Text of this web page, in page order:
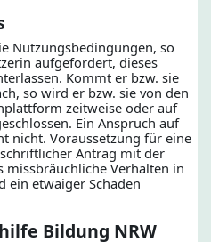
Nutzungsbedingungen, so
aufgefordert, dieses
Kommt er bzw. sie
so wird er bzw. sie von den
zeitweise oder auf
Ein Anspruch auf
nicht. Voraussetzung für eine
Antrag mit der
missbräuchliche Verhalten in
ein etwaiger Schaden
Bildung NRW